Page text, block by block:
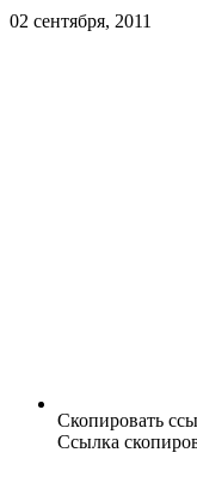
02 сентября, 2011
Скопировать
Ссылка